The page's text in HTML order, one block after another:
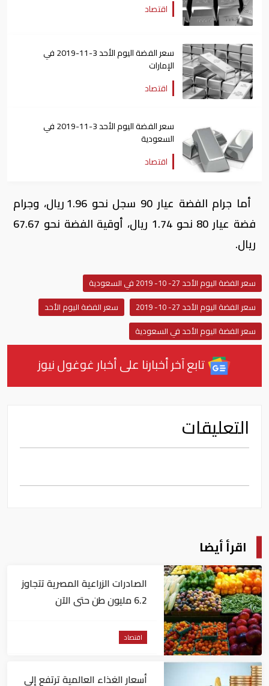
اقتصاد
سعر الفضة اليوم الأحد 3-11-2019 في
الإمارات
اقتصاد
سعر الفضة اليوم الأحد 3-11-2019 في
السعودية
اقتصاد
أما جرام الفضة عيار 90 سجل نحو 1.96 ريال، وجرام
فضة عيار 80 نحو 1.74 ريال، أوقية الفضة نحو 67.67
ريال.
سعر الفضة اليوم الأحد 27- 10- 2019 في السعودية
سعر الفضة اليوم الأحد 27- 10- 2019
سعر الفضة اليوم الأحد
سعر الفضة اليوم الأحد في السعودية
تابع آخر أخبارنا على أخبار غوغول نيوز
التعليقات
اقرأ أيضا
الصادرات الزراعية المصرية تتجاوز
6.2 مليون طن حتى الآن
اقتصاد
أسعار الغذاء العالمية ترتفع إلى